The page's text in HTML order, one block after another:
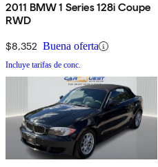
2011 BMW 1 Series 128i Coupe
RWD
$8,352 Buena oferta
Incluye tarifas de conc.